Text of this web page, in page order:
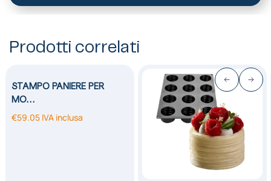
Prodotti correlati
STAMPO PANIERE PER
MO…
€59.05 IVA inclusa